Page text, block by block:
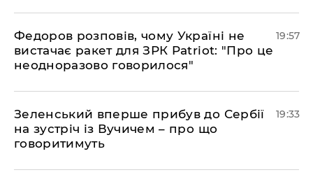
​Федоров розповів, чому Україні не
вистачає ракет для ЗРК Patriot: "Про це
неодноразово говорилося"
19:57
​Зеленський вперше прибув до Сербії
на зустріч із Вучичем – про що
говоритимуть
19:33